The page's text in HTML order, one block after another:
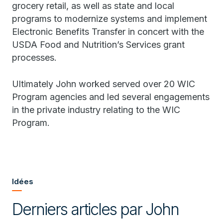
grocery retail, as well as state and local
programs to modernize systems and implement
Electronic Benefits Transfer in concert with the
USDA Food and Nutrition’s Services grant
processes.
Ultimately John worked served over 20 WIC
Program agencies and led several engagements
in the private industry relating to the WIC
Program.
Idées
Derniers articles par John